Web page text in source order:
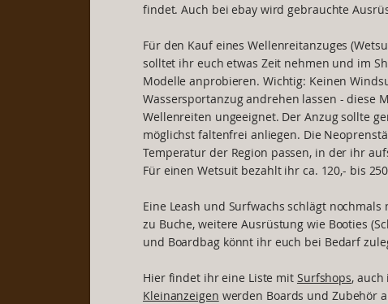
findet. Auch bei ebay wird gebrauchte
Für den Kauf eines Wellenreitanzuges
solltet ihr euch etwas Zeit nehmen und im
Modelle anprobieren. Wichtig: Keinen
Wassersportanzug andrehen lassen - diese
Wellenreiten ungeeignet. Der Anzug sollte
möglichst faltenfrei anliegen. Die
Temperatur der Region passen, in der ihr
Für einen Wetsuit bezahlt ihr ca. 120,- bis
Eine Leash und Surfwachs schlägt nochmals
zu Buche, weitere Ausrüstung wie Booties
und Boardbag könnt ihr euch bei Bedarf
Hier findet ihr eine Liste mit Surfshops, auch
Kleinanzeigen werden Boards und Zubehör